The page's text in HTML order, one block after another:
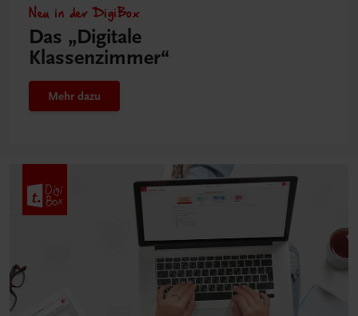
Neu in der DigiBox
Das „Digitale
Klassenzimmer“
Mehr dazu